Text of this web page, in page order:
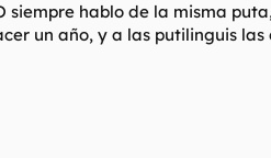
siempre hablo de la misma
un año, y a las putilinguis